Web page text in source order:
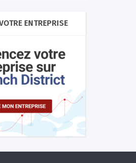
ENTREPRISE